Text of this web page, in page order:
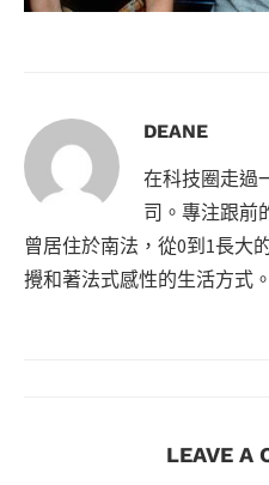
DEANE
在科技圈走過
司。專注跟前
曾居住於南法，從0到1長大
攪和著法式感性的生活方式。
LEAVE A